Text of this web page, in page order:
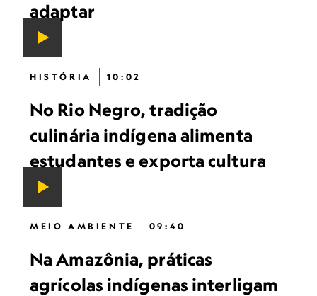
adaptar
HISTÓRIA 10:02
No Rio Negro, tradição
culinária indígena alimenta
estudantes e exporta cultura
MEIO AMBIENTE 09:40
Na Amazônia, práticas
agrícolas indígenas interligam